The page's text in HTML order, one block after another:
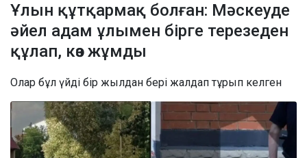
Ұлын құтқармақ болған: Мәскеуде
әйел адам ұлымен бірге терезеден
құлап, көз жұмды
Олар бұл үйді бір жылдан бері жалдап тұрып келген